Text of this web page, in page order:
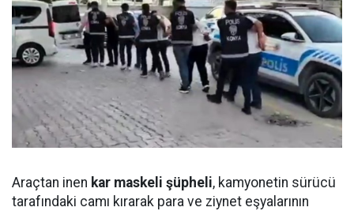
Araçtan inen kar maskeli şüpheli, kamyonetin sürücü
tarafındaki camı kırarak para ve ziynet eşyalarının